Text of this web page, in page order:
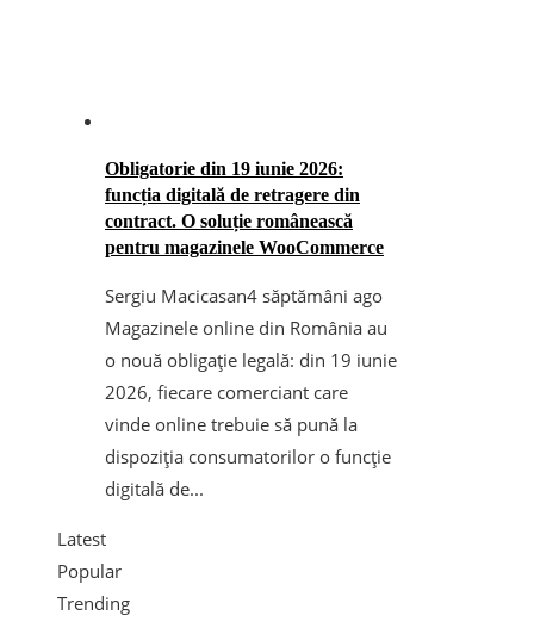
Obligatorie din 19 iunie 2026:
funcția digitală de retragere din
contract. O soluție românească
pentru magazinele WooCommerce
Sergiu Macicasan4 săptămâni ago
Magazinele online din România au
o nouă obligație legală: din 19 iunie
2026, fiecare comerciant care
vinde online trebuie să pună la
dispoziția consumatorilor o funcție
digitală de...
Latest
Popular
Trending